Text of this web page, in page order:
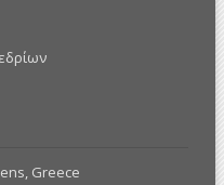
Greece